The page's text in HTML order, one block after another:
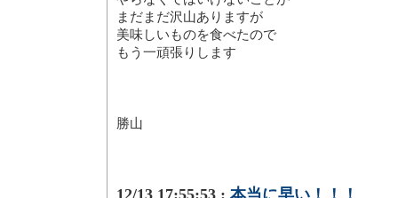
まだまだ沢山ありますが
美味しいものを食べたので
もう一頑張りします
勝山
12/13 17:55:53 : 本当に早い！！！